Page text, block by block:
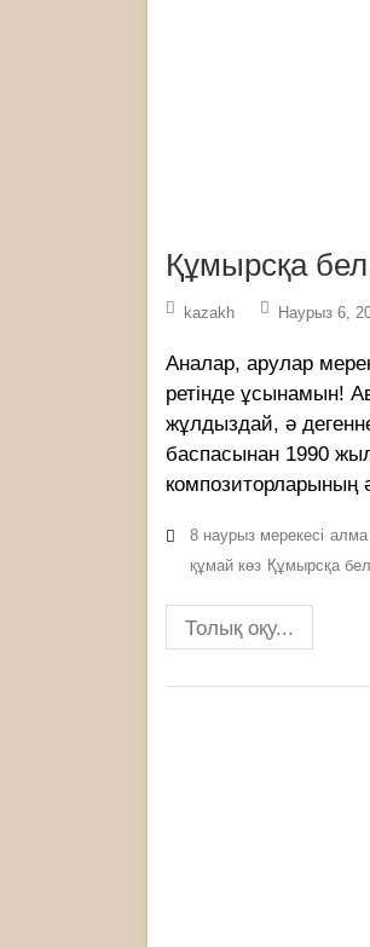
Құмырсқа
kazakh Наурыз 6,
Аналар, арулар
ретінде ұсынамын!
жұлдыздай, ә
баспасынан 1990
композиторларының
8 наурыз мерекесі
құмай көз Құмырсқа бел
Толық оқу...